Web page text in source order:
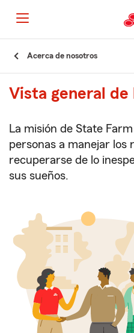
Comienzo
principal
Acerca de nosotros
Vista general de
La misión de State
personas a manejar los
recuperarse de lo
sus sueños.